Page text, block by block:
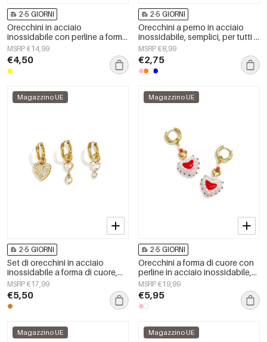
2-5 GIORNI
Orecchini in acciaio
inossidabile con perline a forma
di animale, carini e semplici,
della serie Daily Simple, gioielli
da donna.
MSRP €14,99
€4,50
2-5 GIORNI
Orecchini a perno in acciaio
inossidabile, semplici, per tutti i
giorni, serie Simple, gioielli da
donna
MSRP €8,99
€2,75
Magazzino UE
2-5 GIORNI
Set di orecchini in acciaio
inossidabile a forma di cuore,
serie Simple, gioielli da donna.
MSRP €17,99
€5,50
Magazzino UE
2-5 GIORNI
Orecchini a forma di cuore con
perline in acciaio inossidabile,
serie &quot;Cute Daily
Simple&quot;, gioielli da donna.
MSRP €19,99
€5,95
Magazzino UE Magazzino UE